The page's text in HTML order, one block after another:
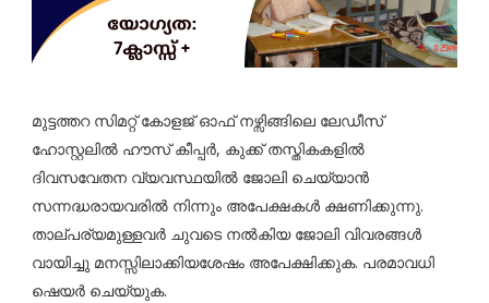
മുട്ടത്തറ സിമറ്റ് കോളജ് ഓഫ് നഴ്സിങ്ങിലെ ലേഡീസ്
ഹോസ്റ്റലിൽ ഹൗസ് കീപ്പർ, കുക്ക് തസ്തികകളിൽ
ദിവസവേതന വ്യവസ്ഥയിൽ ജോലി ചെയ്യാൻ
സന്നദ്ധരായവരിൽ നിന്നും അപേക്ഷകൾ ക്ഷണിക്കുന്നു.
താല്പര്യമുള്ളവർ ചുവടെ നൽകിയ ജോലി വിവരങ്ങൾ
വായിച്ചു മനസ്സിലാക്കിയശേഷം അപേക്ഷിക്കുക. പരമാവധി
ഷെയർ ചെയ്യുക.